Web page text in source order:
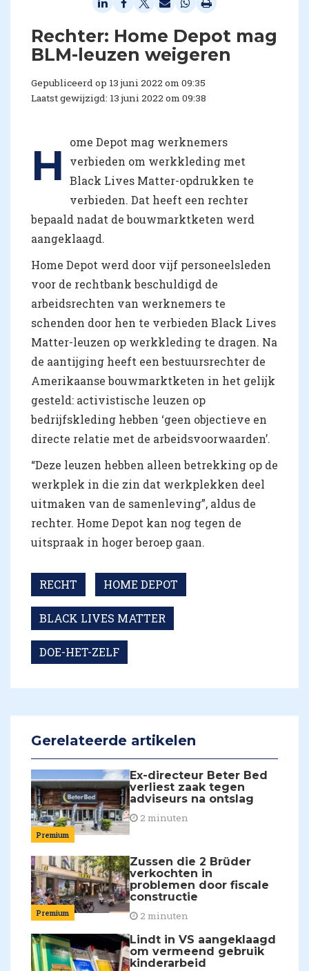
Rechter: Home Depot mag
BLM-leuzen weigeren
Gepubliceerd op 13 juni 2022 om 09:35
Laatst gewijzigd: 13 juni 2022 om 09:38
H
ome Depot mag werknemers
verbieden om werkkleding met
Black Lives Matter-opdrukken te
verbieden. Dat heeft een rechter
bepaald nadat de bouwmarktketen werd
aangeklaagd.
Home Depot werd door vijf personeelsleden
voor de rechtbank beschuldigd de
arbeidsrechten van werknemers te
schenden door hen te verbieden Black Lives
Matter-leuzen op werkkleding te dragen. Na
de aantijging heeft een bestuursrechter de
Amerikaanse bouwmarktketen in het gelijk
gesteld: activistische leuzen op
bedrijfskleding hebben ‘geen objectieve en
directe relatie met de arbeidsvoorwaarden’.
“Deze leuzen hebben alleen betrekking op de
werkplek in die zin dat werkplekken deel
uitmaken van de samenleving”, aldus de
rechter. Home Depot kan nog tegen de
uitspraak in hoger beroep gaan.
RECHT HOME DEPOT
BLACK LIVES MATTER
DOE-HET-ZELF
Gerelateerde artikelen
Premium
Ex-directeur Beter Bed
verliest zaak tegen
adviseurs na ontslag
2 minuten
Premium
Zussen die 2 Brüder
verkochten in
problemen door fiscale
constructie
2 minuten
Lindt in VS aangeklaagd
om vermeend gebruik
kinderarbeid